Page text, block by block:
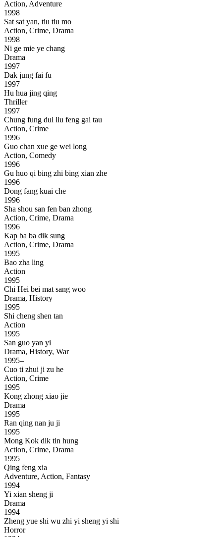
Action, Adventure
1998
Sat sat yan, tiu tiu mo
Action, Crime, Drama
1998
Ni ge mie ye chang
Drama
1997
Dak jung fai fu
1997
Hu hua jing qing
Thriller
1997
Chung fung dui liu feng gai tau
Action, Crime
1996
Guo chan xue ge wei long
Action, Comedy
1996
Gu huo qi bing zhi bing xian zhe
1996
Dong fang kuai che
1996
Sha shou san fen ban zhong
Action, Crime, Drama
1996
Kap ba ba dik sung
Action, Crime, Drama
1995
Bao zha ling
Action
1995
Chi Hei bei mat sang woo
Drama, History
1995
Shi cheng shen tan
Action
1995
San guo yan yi
Drama, History, War
1995–
Cuo ti zhui ji zu he
Action, Crime
1995
Kong zhong xiao jie
Drama
1995
Ran qing nan ju ji
1995
Mong Kok dik tin hung
Action, Crime, Drama
1995
Qing feng xia
Adventure, Action, Fantasy
1994
Yi xian sheng ji
Drama
1994
Zheng yue shi wu zhi yi sheng yi shi
Horror